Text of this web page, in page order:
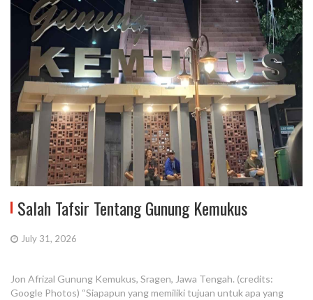
Salah Tafsir Tentang Gunung Kemukus
July 31, 2026
Jon Afrizal Gunung Kemukus, Sragen, Jawa Tengah. (credits:
Google Photos) “Siapapun yang memiliki tujuan untuk apa yang